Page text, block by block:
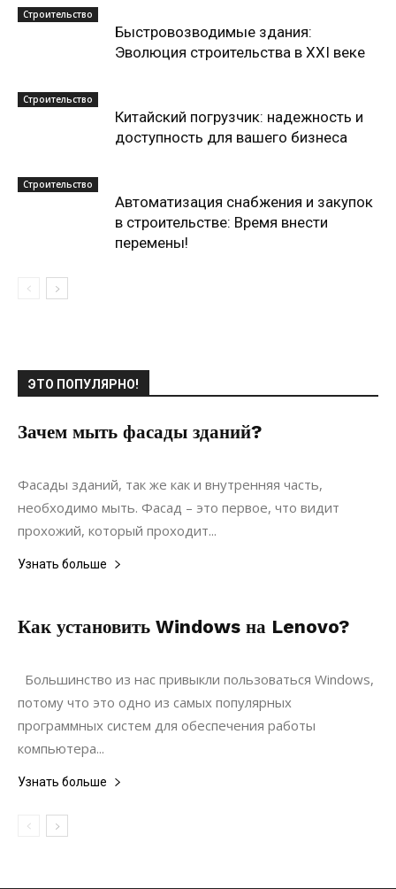
Строительство
Быстровозводимые здания:
Эволюция строительства в XXI веке
Строительство
Китайский погрузчик: надежность и
доступность для вашего бизнеса
Строительство
Автоматизация снабжения и закупок
в строительстве: Время внести
перемены!
ЭТО ПОПУЛЯРНО!
Зачем мыть фасады зданий?
31.03.2020
Фасады зданий, так же как и внутренняя часть,
необходимо мыть. Фасад – это первое, что видит
прохожий, который проходит...
Узнать больше
Как установить Windows на Lenovo?
15.08.2019
Большинство из нас привыкли пользоваться Windows,
потому что это одно из самых популярных
программных систем для обеспечения работы
компьютера...
Узнать больше